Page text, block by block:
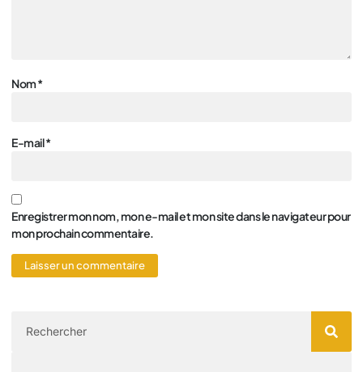
Nom*
E-mail*
Enregistrer mon nom, mon e-mail et mon site dans le navigateur pour
mon prochain commentaire.